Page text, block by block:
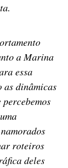
a Marina
essa
as dinâmicas
roteiros
deles